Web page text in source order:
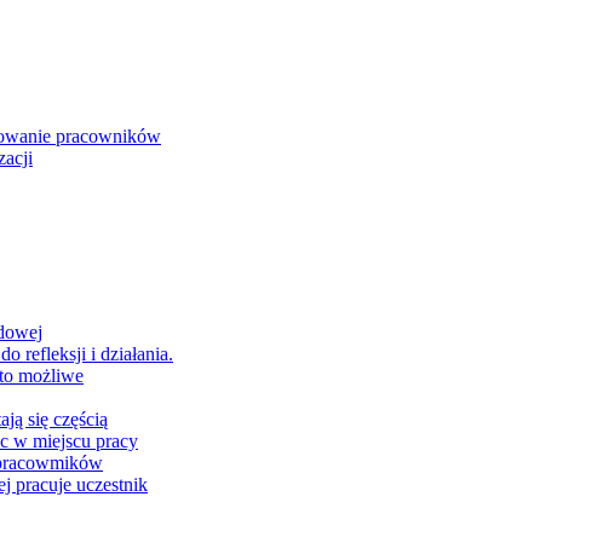
pracowników
refleksji i działania.
możliwe
się częścią
w miejscu pracy
pracuje uczestnik